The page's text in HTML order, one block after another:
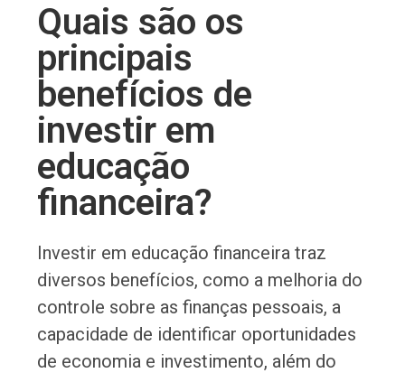
Quais são os
principais
benefícios de
investir em
educação
financeira?
Investir em educação financeira traz
diversos benefícios, como a melhoria do
controle sobre as finanças pessoais, a
capacidade de identificar oportunidades
de economia e investimento, além do